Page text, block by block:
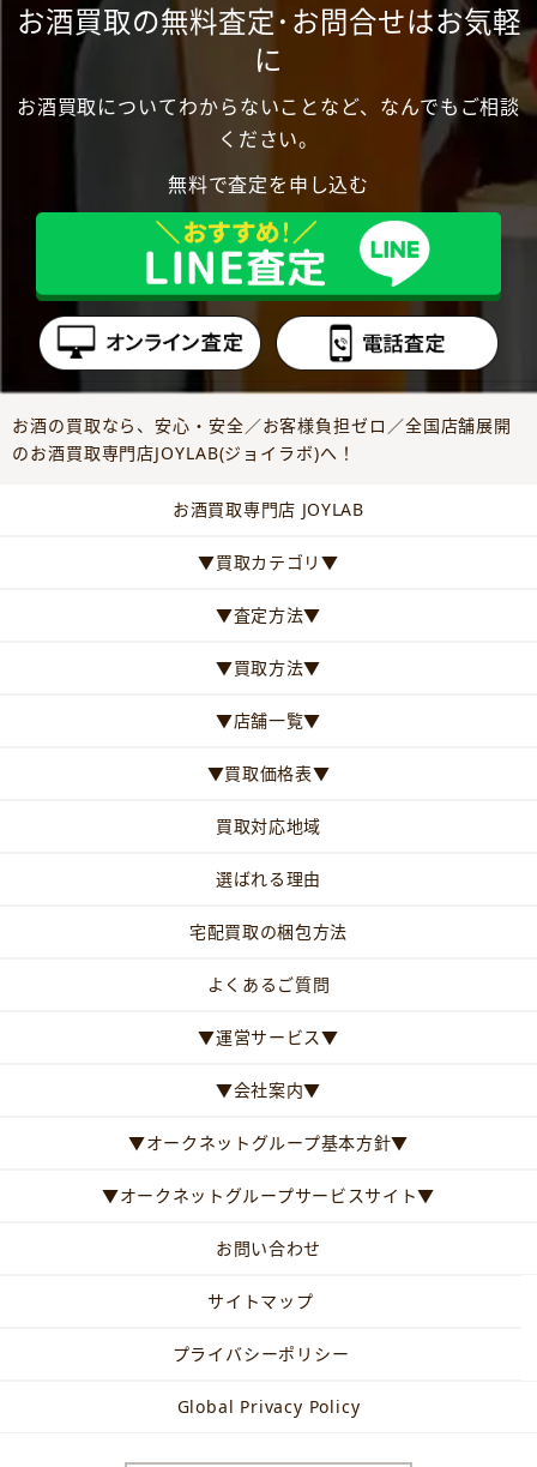
お酒買取の無料査定･お問合せはお気軽
に
お酒買取についてわからないことなど、なんでもご相談
ください。
無料で査定を申し込む
お酒の買取なら、安心・安全／お客様負担ゼロ／全国店舗展開
のお酒買取専門店JOYLAB(ジョイラボ)へ！
お酒買取専門店 JOYLAB
▼買取カテゴリ▼
▼査定方法▼
▼買取方法▼
▼店舗一覧▼
▼買取価格表▼
買取対応地域
選ばれる理由
宅配買取の梱包方法
よくあるご質問
▼運営サービス▼
▼会社案内▼
▼オークネットグループ基本方針▼
▼オークネットグループサービスサイト▼
お問い合わせ
サイトマップ
プライバシーポリシー
Global Privacy Policy